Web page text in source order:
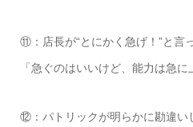
⑪：店長が“とにかく急げ！”と言
「急ぐのはいいけど、能力は急に
⑫：パトリックが明らかに勘違い